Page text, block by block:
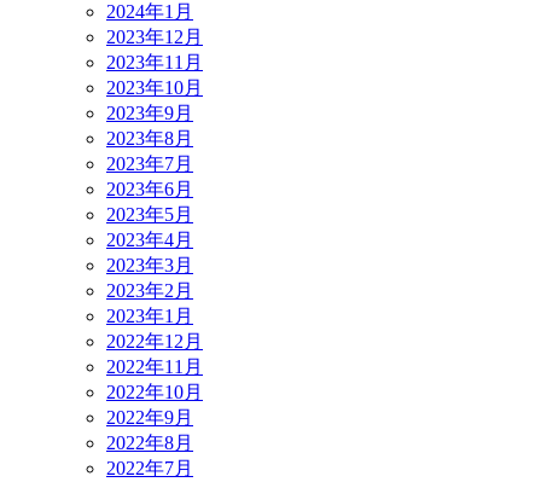
2024年1月
2023年12月
2023年11月
2023年10月
2023年9月
2023年8月
2023年7月
2023年6月
2023年5月
2023年4月
2023年3月
2023年2月
2023年1月
2022年12月
2022年11月
2022年10月
2022年9月
2022年8月
2022年7月